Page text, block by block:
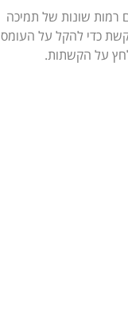
רמות שונות של תמיכה
קשת כדי להקל על העומס
על הקשתות.